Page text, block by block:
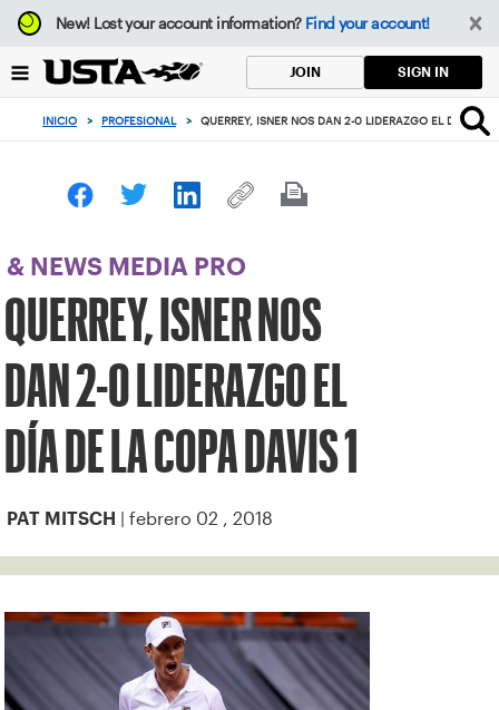
Enfoque
desde
botón
volver
principio
New!Lost your account information? Find your account!
JOIN SIGN IN
INICIO > PROFESIONAL > QUERREY, ISNER NOS DAN 2-0 LIDERAZGO EL DÍA DE
& NEWS MEDIA PRO
QUERREY, ISNER NOS
DAN 2-0 LIDERAZGO EL
DÍA DE LA COPA DAVIS 1
PAT MITSCH | febrero 02 , 2018